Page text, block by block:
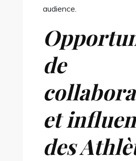
audience.
de
et
des